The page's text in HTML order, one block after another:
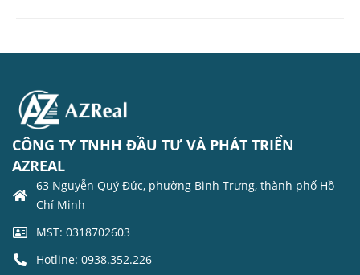
CÔNG TY TNHH ĐẦU TƯ VÀ PHÁT TRIỂN
AZREAL
63 Nguyễn Quý Đức, phường Bình Trưng, thành phố Hồ
Chí Minh
MST: 0318702603
Hotline: 0938.352.226